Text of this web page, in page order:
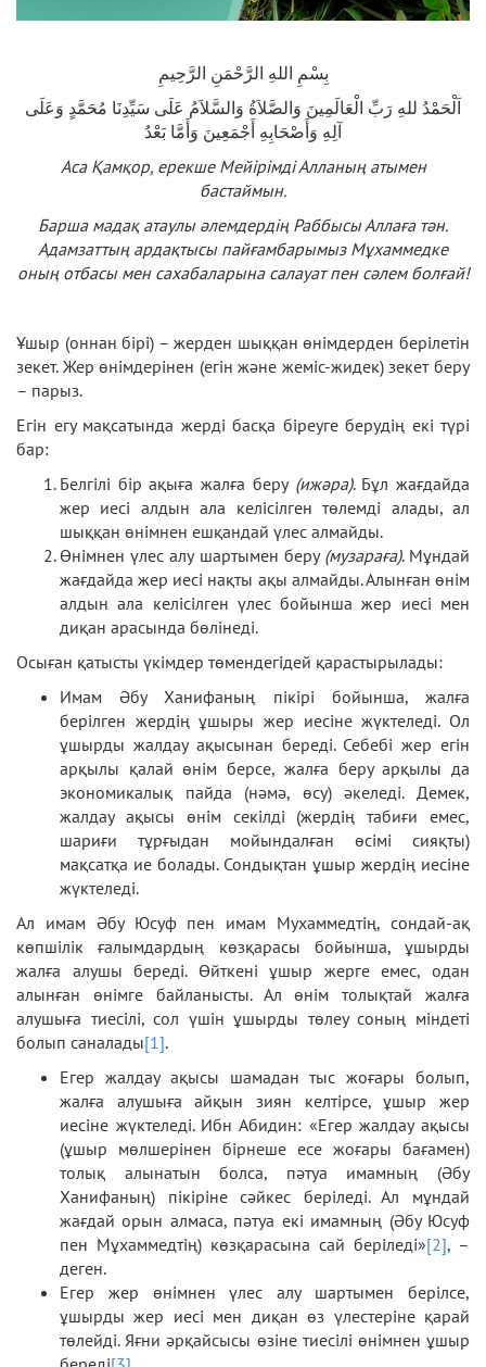
بِسْمِ اللهِ الرَّحْمَنِ الرَّحِيمِ
اَلْحَمْدُ للهِ رَبِّ الْعَالَمِينَ وَالصَّلاَةُ وَالسَّلاَمُ عَلَى سَيِّدِنَا مُحَمَّدٍ وَعَلَى
آلِهِ وَأَصْحَابِهِ أَجْمَعِينَ وَأَمَّا بَعْدُ
Аса Қамқор,ерекше Мейірімді Алланың атымен
бастаймын.
Барша мадақ атаулы әлемдердің Раббысы Аллаға тән.
Адамзаттың ардақтысы пайғамбарымыз Мұхаммедке
оның отбасы мен сахабаларына салауат пен сәлем болғай!
Ұшыр (оннан бірі) – жерден шыққан өнімдерден берілетін
зекет. Жер өнімдерінен (егін және жеміс-жидек) зекет беру
– парыз.
Егін егу мақсатында жерді басқа біреуге берудің екі түрі
бар:
Белгілі бір ақыға жалға беру (ижәра). Бұл жағдайда
жер иесі алдын ала келісілген төлемді алады, ал
шыққан өнімнен ешқандай үлес алмайды.
Өнімнен үлес алу шартымен беру (музараға). Мұндай
жағдайда жер иесі нақты ақы алмайды. Алынған өнім
алдын ала келісілген үлес бойынша жер иесі мен
диқан арасында бөлінеді.
Осыған қатысты үкімдер төмендегідей қарастырылады:
Имам Әбу Ханифаның пікірі бойынша, жалға
берілген жердің ұшыры жер иесіне жүктеледі. Ол
ұшырды жалдау ақысынан береді. Себебі жер егін
арқылы қалай өнім берсе, жалға беру арқылы да
экономикалық пайда (нәмә, өсу) әкеледі. Демек,
жалдау ақысы өнім секілді (жердің табиғи емес,
шариғи тұрғыдан мойындалған өсімі сияқты)
мақсатқа ие болады. Сондықтан ұшыр жердің иесіне
жүктеледі.
Ал имам Әбу Юсуф пен имам Мухаммедтің, сондай-ақ
көпшілік ғалымдардың көзқарасы бойынша, ұшырды
жалға алушы береді. Өйткені ұшыр жерге емес, одан
алынған өнімге байланысты. Ал өнім толықтай жалға
алушыға тиесілі, сол үшін ұшырды төлеу соның міндеті
болып саналады[1].
Егер жалдау ақысы шамадан тыс жоғары болып,
жалға алушыға айқын зиян келтірсе, ұшыр жер
иесіне жүктеледі. Ибн Абидин: «Егер жалдау ақысы
(ұшыр мөлшерінен бірнеше есе жоғары бағамен)
толық алынатын болса, пәтуа имамның (Әбу
Ханифаның) пікіріне сәйкес беріледі. Ал мұндай
жағдай орын алмаса, пәтуа екі имамның (Әбу Юсуф
пен Мұхаммедтің) көзқарасына сай беріледі»[2], –
деген.
Егер жер өнімнен үлес алу шартымен берілсе,
ұшырды жер иесі мен диқан өз үлестеріне қарай
төлейді. Яғни әрқайсысы өзіне тиесілі өнімнен ұшыр